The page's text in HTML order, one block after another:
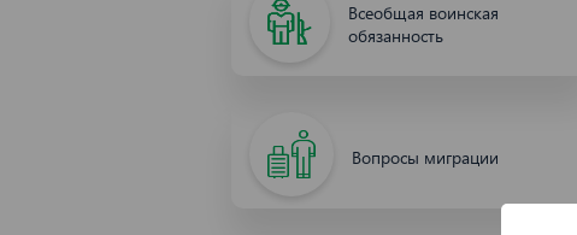
Всеобщая воинская
обязанность
Вопросы миграции